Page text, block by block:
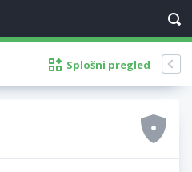
Splošni pregled